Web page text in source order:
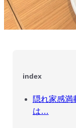
index
隠れ家感満
は…